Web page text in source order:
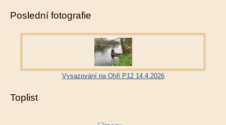
Poslední fotografie
Vysazování na Ohři P12 14.4.2026
Toplist